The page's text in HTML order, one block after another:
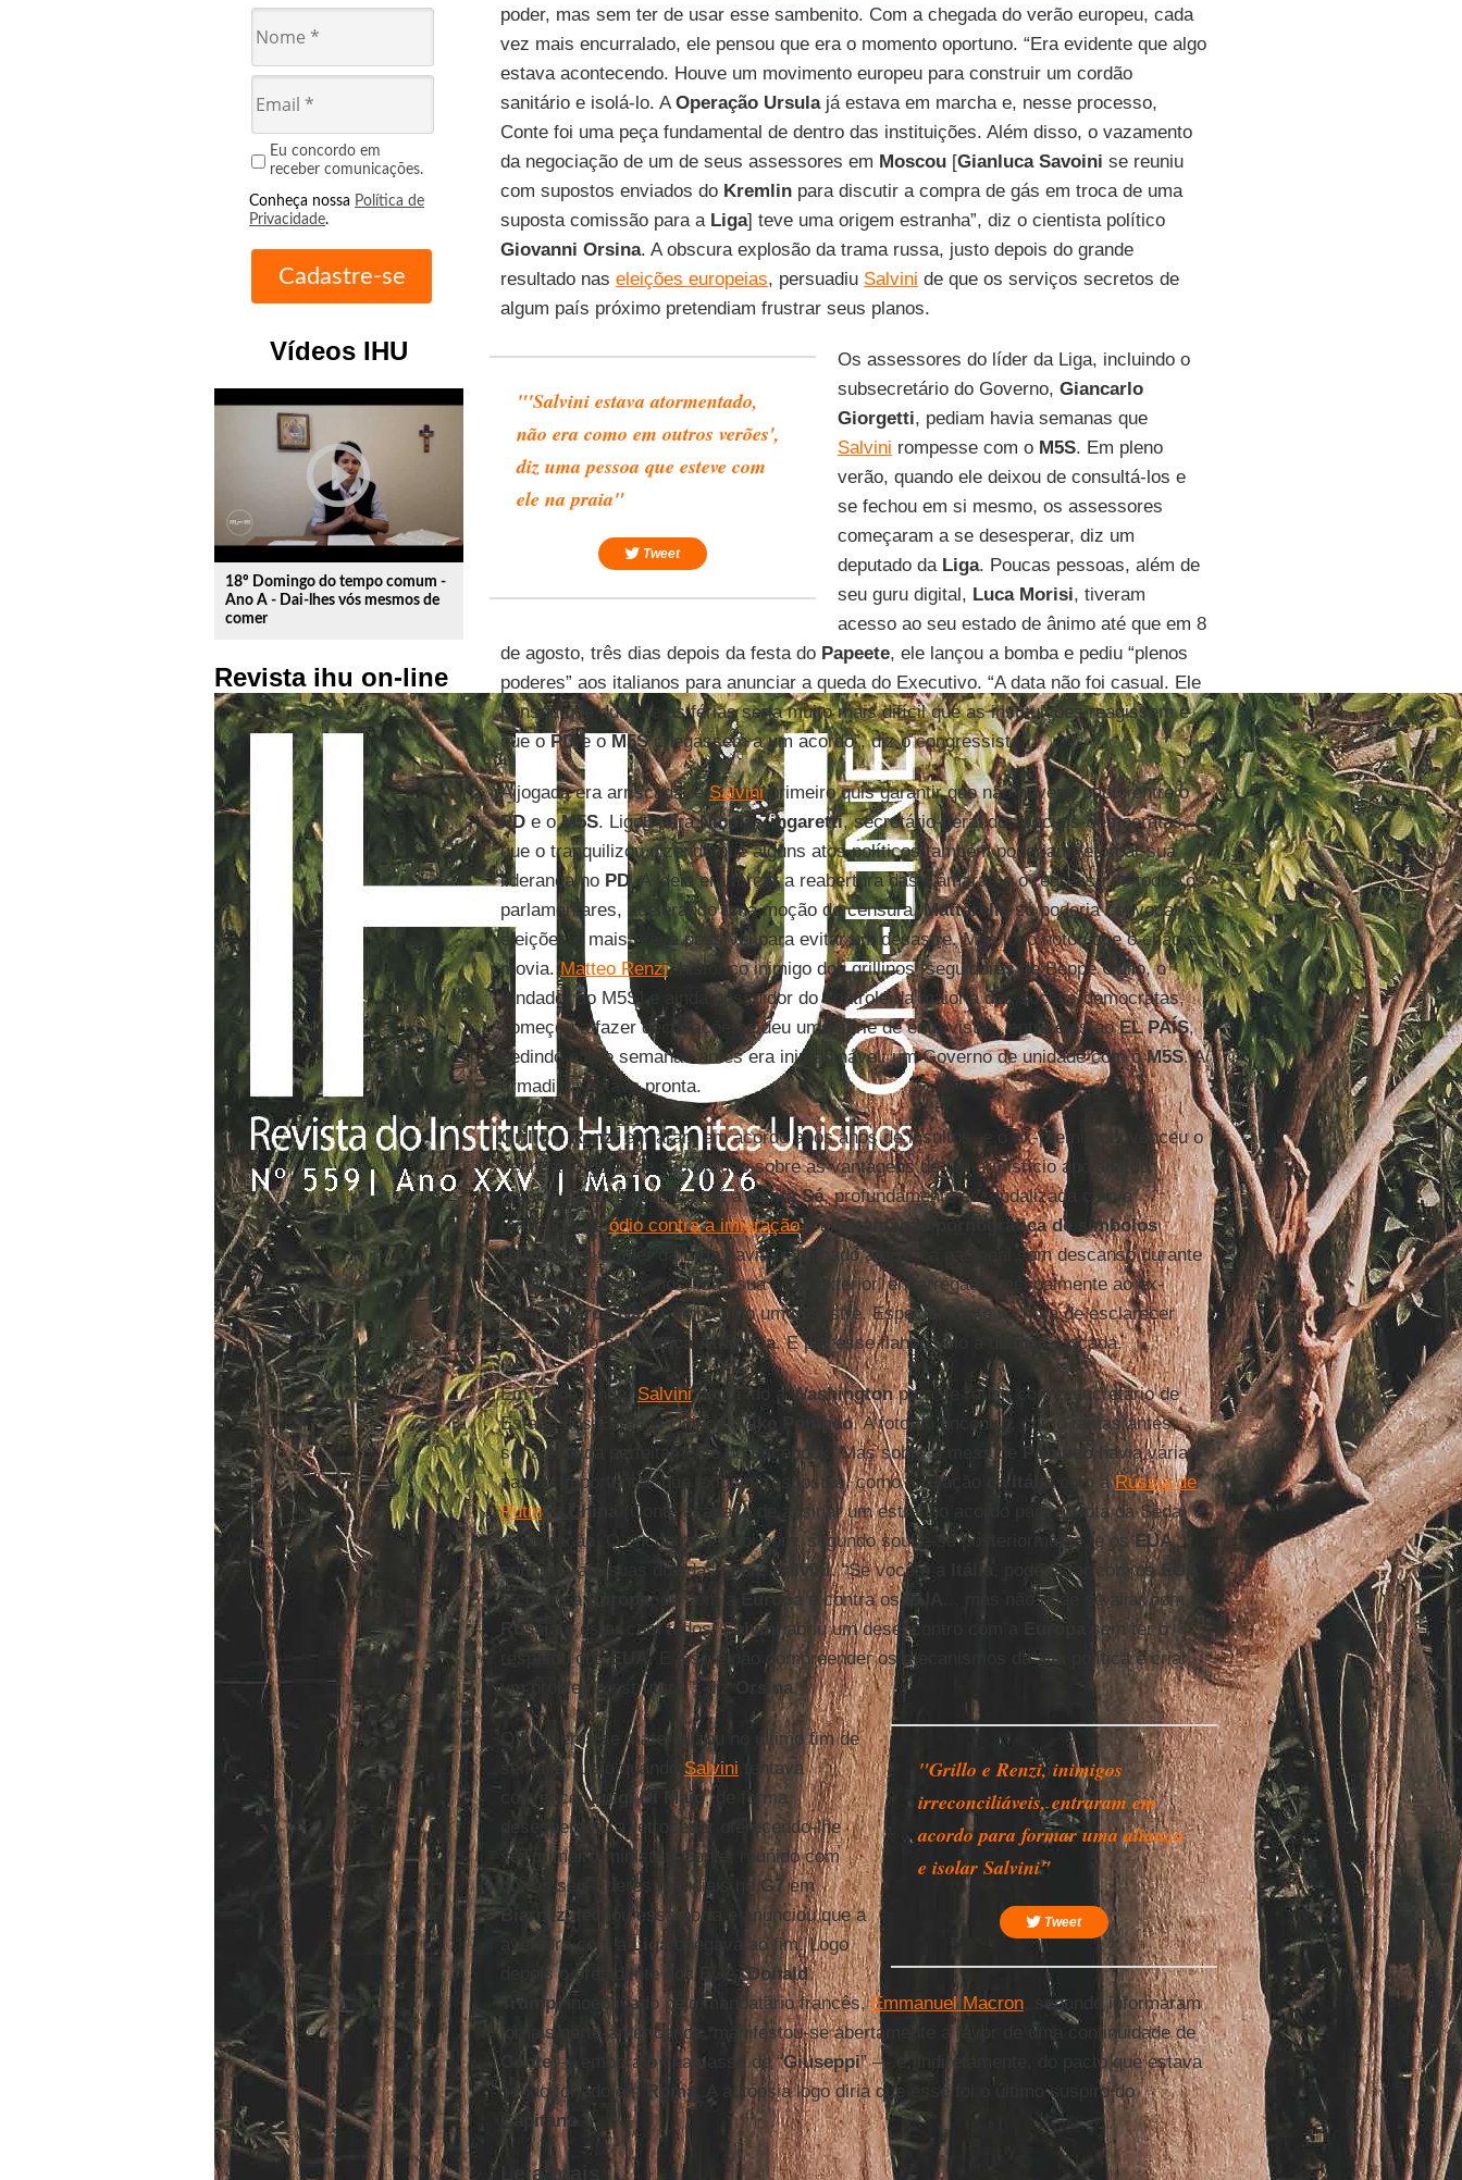
Eu concordo em
receber comunicações.
Conheça nossa Política de
Privacidade.
Vídeos IHU
play_circle_outline
18º Domingo do tempo comum -
Ano A - Dai-lhes vós mesmos de
comer
Revista ihu on-line
poder, mas sem ter de usar esse sambenito. Com a chegada do verão europeu, cada
vez mais encurralado, ele pensou que era o momento oportuno. “Era evidente que algo
estava acontecendo. Houve um movimento europeu para construir um cordão
sanitário e isolá-lo. AOperação Ursulajá estava em marcha e, nesse processo,
Conte foi uma peça fundamental de dentro das instituições. Além disso, o vazamento
da negociação de um de seus assessores em Moscou[Gianluca Savoini se reuniu
com supostos enviados do Kremlinpara discutir a compra de gás em troca de uma
suposta comissão para a Liga] teve uma origem estranha”, diz o cientista político
Giovanni Orsina. A obscura explosão da trama russa, justo depois do grande
resultado nas eleições europeias, persuadiu Salvini de que os serviços secretos de
algum país próximo pretendiam frustrar seus planos.
"'Salvini estava atormentado,
não era como em outros verões',
diz uma pessoa que esteve com
ele na praia"
Tweet
Os assessores do líder da Liga, incluindo o
subsecretário do Governo, Giancarlo
Giorgetti, pediam havia semanas que
Salvini rompesse com o M5S. Em pleno
verão, quando ele deixou de consultá-los e
se fechou em si mesmo, os assessores
começaram a se desesperar, diz um
deputado da Liga. Poucas pessoas, além de
seu guru digital, Luca Morisi, tiveram
acesso ao seu estado de ânimo até que em 8
de agosto, três dias depois da festa do Papeete, ele lançou a bomba e pediu “plenos
poderes” aos italianos para anunciar a queda do Executivo. “A data não foi casual. Ele
pensou que durante as férias seria muito mais difícil que as instituições reagissem e
que o PDe o M5Schegassem a um acordo”, diz o congressista.
A jogada era arriscada, eSalviniprimeiro quis garantir que não haveria pacto entre o
PDe oM5S. Ligou paraNicola Zingaretti, secretário-geral dos sociais-democratas,
que o tranquilizou dizendo que alguns atos políticos também poderiam reforçar sua
liderança no PD. A ideia era forçar a reabertura das Câmaras e o regresso de todos os
parlamentares, acelerando uma moção de censura.Mattarella só poderia convocar
eleições o mais breve possível para evitar um desastre. Mas logo notou que o chão se
movia.Matteo Renzi, histórico inimigo dos grillinos [seguidores de Beppe Grillo, o
fundador do M5S] e ainda possuidor do controle da maioria dos sociais-democratas,
começou a fazer declarações e deu uma série de entrevistas, entre elas aoEL PAÍS,
pedindo o que semanas antes era inimaginável: um Governo de unidade com oM5S. A
armadilha estava pronta.
GrilloeRenzientraram em acordo após anos de insultos, e o ex-premiê convenceu o
secretário-geral de seu partido sobre as vantagens de um armistício apoiado do
presidente da República até aSanta Sé, profundamente escandalizada com a
tendência deódio contra a imigraçãoe a ostentação pornográfica de símbolos
religiosos. O líder daLigahavia trabalhado a política nacional sem descanso durante
os últimos quatro anos. Mas sua ação exterior, encarregada pessoalmente ao ex-
grillinoMarco Nazzi, tinha sido um desastre. Especialmente na hora de esclarecer
sua posição naAliança Atlântica. E por esse flanco veio a última estocada.
Em 17 de junho,Salvinihavia ido aWashingtonpara se reunir com o secretário de
Estado dos Estados Unidos,Mike Pompeo. A foto do encontro, como tantas antes,
seria exibida perfeitamente no Facebook. Mas sobre a mesa de Pompeohavia várias
pastas importantes que exigiam respostas, como a relação da
Itáliacom aRússia de
Putin, a China
(Conte acabava de assinar um estranho acordo para a Rota da Seda) e
a imigração. O encontro não foi bom, segundo soube-se posteriormente, e osEUA
confirmaram suas dúvidas sobreSalvini. “Se você é a Itália , pode estar com osEUA
e contra aEuropa; ou com a Europae contra osEUA
... mas não pode se aliar com a
Rússia
e estar com todos.Salviniabriu um desencontro com a Europa
sem ter o
respaldo dos EUA. E isso é não compreender os mecanismos da alta política e criar
um problema estrutural”, diz
Orsina.
"Grillo e Renzi, inimigos
irreconciliáveis, entraram em
acordo para formar uma aliança
e isolar Salvini"
Tweet
O problema se materializou no último fim de
semana, justo quando Salvini tentava
convencerLuigi Di Maio, de forma
desesperada, a retroceder oferecendo-lhe
ser primeiro-ministro. Conte, reunido com
outros seis líderes mundiais no G7em
Biarritz, fechou essa porta e anunciou que a
aventura com a Liga
chegava ao fim. Logo
depois o presidente dos EUA,Donald
Trump, incentivado pelo mandatário francês,Emmanuel Macron, segundo informaram
jornais norte-americanos, manifestou-se abertamente a favor de uma continuidade de
Conte— embora o chamasse de “Giuseppi” — e, indiretamente, do pacto que estava
sendo forjado em
Roma
. A autópsia logo diria que esse foi o último suspiro do
Capitano .
Leia mais